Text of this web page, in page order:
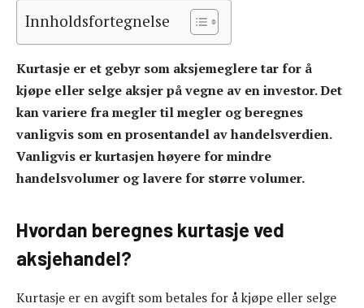
Innholdsfortegnelse
Kurtasje er et gebyr som aksjemeglere tar for å
kjøpe eller selge aksjer på vegne av en investor. Det
kan variere fra megler til megler og beregnes
vanligvis som en prosentandel av handelsverdien.
Vanligvis er kurtasjen høyere for mindre
handelsvolumer og lavere for større volumer.
Hvordan beregnes kurtasje ved
aksjehandel?
Kurtasje er en avgift som betales for å kjøpe eller selge